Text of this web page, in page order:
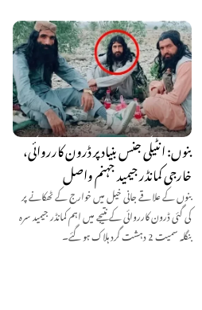
بنوں: انٹیلی جنس بنیاد پر ڈرون کارروائی،
خارجی کمانڈر جیمید جہنم واصل
بنوں کے علاقے جانی خیل میں خوارج کے ٹھکانے پر
کی گئی ڈرون کارروائی کے نتیجے میں اہم کمانڈر جیمید سرہ
بنگلہ سمیت 2 دہشت گرد ہلاک ہو گئے۔